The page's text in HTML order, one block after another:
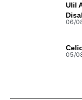
Ulil
06/
05/